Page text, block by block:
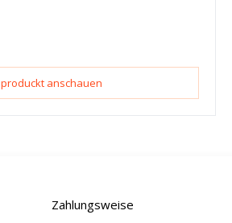
produckt anschauen
Zahlungsweise